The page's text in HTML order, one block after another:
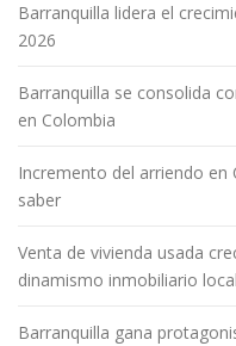
Barranquilla lidera el
2026
Barranquilla se consolida
en Colombia
Incremento del arriendo en
saber
Venta de vivienda usada
dinamismo inmobiliario local
Barranquilla gana